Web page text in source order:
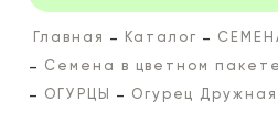
Главная Каталог
Семена в цветном пакете
ОГУРЦЫ
Огурец Дружная